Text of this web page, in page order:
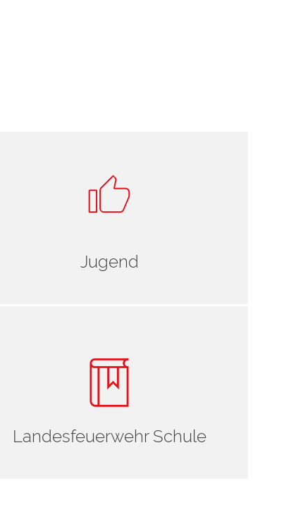
Jugend
Landesfeuerwehr Schule